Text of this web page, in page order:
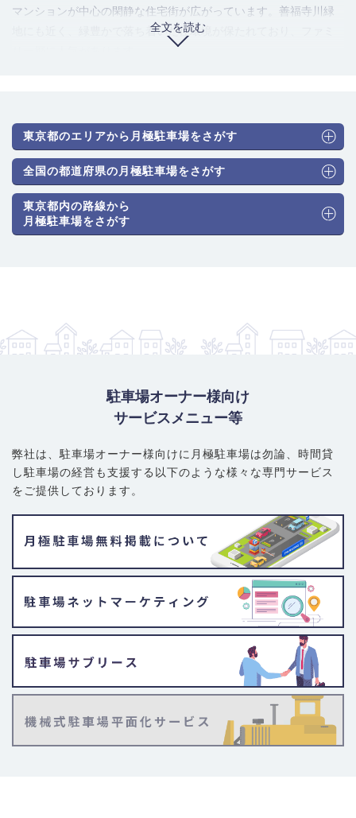
全文を読む
マンションが中心の閑静な住宅街が広がっています。善福寺川緑
地にも近く、緑豊かで落ち着いた住環境が保たれており、ファミ
ズは安定して高い状況です。 また、環八を利用して都心や郊外へ
通勤・レジャーに出かける層も多く、自動車所有率は高い傾向に
あり、供給は常に不足気味です。
機械式駐車場が多く、住宅街では屋外の平面駐車場が混在してい
ます。交通の便が良い人気エリアのため、料金相場は比較的高水
賢い選び方・注意ポイント：賃料は、久我山駅や富士見ヶ丘駅に
近いほど、また環八通りに近いほど高くなる傾向があります。 こ
は一方通行や、自動車のすれ違いが困難な狭隘な路地が網の目の
ように広がっています。契約前には必ずご自身の車で駐車場まで
のアクセスルートを走行し、入出庫のしやすさを確認することが
不可欠です。
東京都のエリアから月極駐車場をさがす
全国の都道府県の月極駐車場をさがす
東京都内の路線から
月極駐車場をさがす
駐車場オーナー様向け
サービスメニュー等
弊社は、駐車場オーナー様向けに月極駐車場は勿論、 時間貸
し駐車場の経営も支援する以下のような様々な専門サービス
をご提供しております。